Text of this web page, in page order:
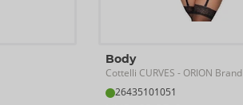
Body
Cottelli CURVES - ORION Brand
26435101051